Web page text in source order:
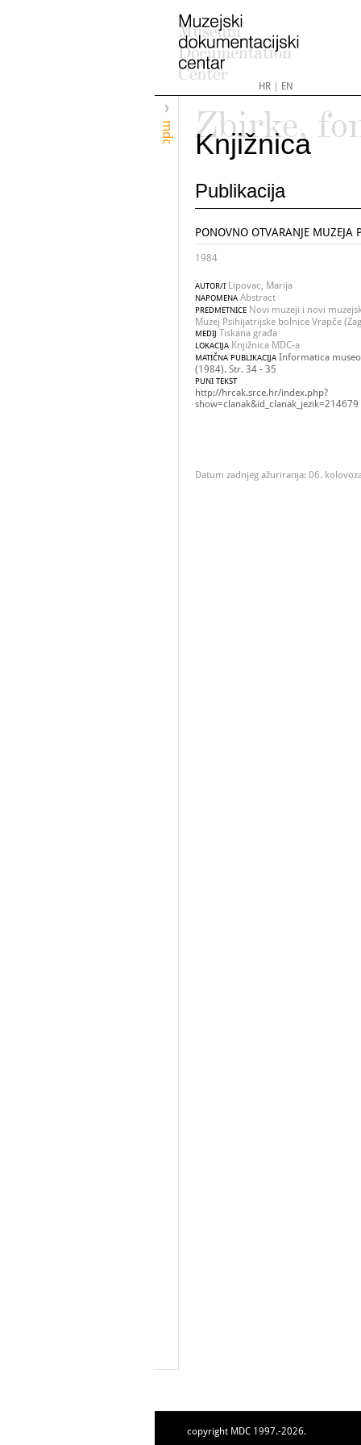
HR| EN
mdc
Zbirke,
Knjižnica
Publikacija
PONOVNO OTVARANJE MUZEJA
1984
AUTOR/I Lipovac, Marija
NAPOMENA Abstract
PREDMETNICE Novi muzeji i novi
Muzej Psihijatrijske bolnice Vrapče
MEDIJ Tiskana građa
LOKACIJA Knjižnica MDC-a
MATIČNA PUBLIKACIJA Informatica
(1984). Str. 34 - 35
PUNI TEKST
http://hrcak.srce.hr/index.php?
show=clanak&id_clanak_jezik=214679
Datum zadnjeg ažuriranja: 06.
copyright MDC 1997.-2026.